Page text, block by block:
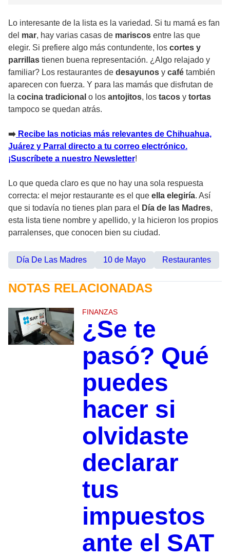
Lo interesante de la lista es la variedad. Si tu mamá es fan
del mar, hay varias casas de mariscos entre las que
elegir. Si prefiere algo más contundente, los cortes y
parrillas tienen buena representación. ¿Algo relajado y
familiar? Los restaurantes de desayunos y café también
aparecen con fuerza. Y para las mamás que disfrutan de
la cocina tradicional o los antojitos, los tacos y tortas
tampoco se quedan atrás.
➡️ Recibe las noticias más relevantes de Chihuahua,
Juárez y Parral directo a tu correo electrónico.
¡Suscríbete a nuestro Newsletter!
Lo que queda claro es que no hay una sola respuesta
correcta: el mejor restaurante es el que ella elegiría. Así
que si todavía no tienes plan para el
Día de las Madres,
esta lista tiene nombre y apellido, y la hicieron los propios
parralenses, que conocen bien su ciudad.
Día De Las Madres 10 de Mayo Restaurantes
NOTAS RELACIONADAS
FINANZAS
¿Se te
pasó? Qué
puedes
hacer si
olvidaste
declarar
tus
impuestos
ante el SAT